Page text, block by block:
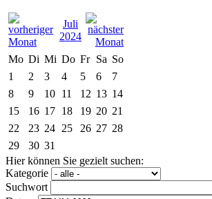
Juli
2024
Mo Di Mi Do Fr Sa So
1
2 3 4 5 6
7
8
9 10 11 12 13 14
15
16 17 18 19 20 21
22
23 24 25 26 27 28
29
30 31
Hier können Sie gezielt suchen:
Kategorie
Suchwort